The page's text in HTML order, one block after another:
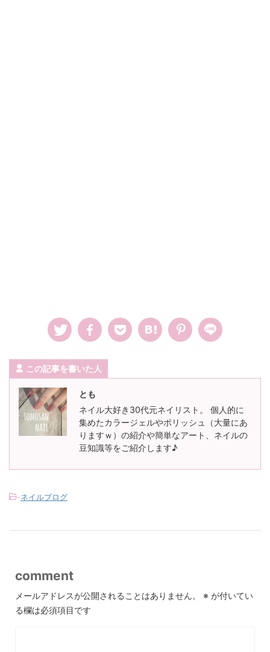
この記事を書いた人
とも
ネイル大好き30代元ネイリスト。 個人的に
集めたカラージェルやポリッシュ（大量にあ
りますｗ）の紹介や簡単なアート、ネイルの
豆知識等をご紹介します♪
-ネイルブログ
comment
メールアドレスが公開されることはありません。 ※ が付いてい
る欄は必須項目です